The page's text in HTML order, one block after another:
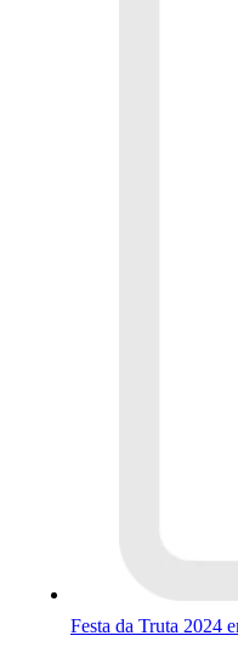
Festa da Truta 2024